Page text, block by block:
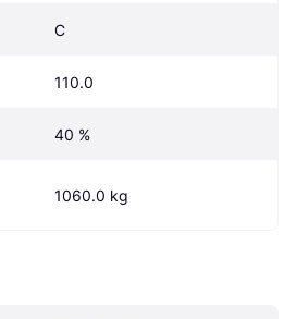
C
110.0
40 %
1060.0 kg